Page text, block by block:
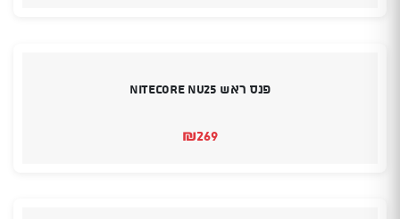
פנס ראש Nitecore NU25
₪269